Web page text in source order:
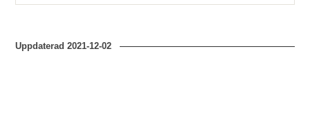
Uppdaterad2021-12-02